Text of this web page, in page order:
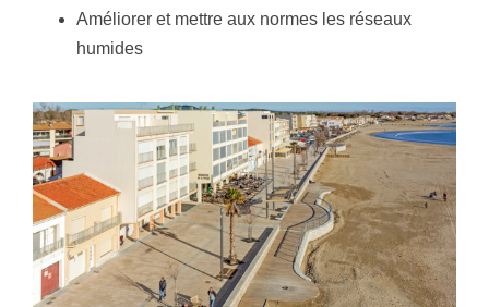
Améliorer et mettre aux normes les réseaux
humides